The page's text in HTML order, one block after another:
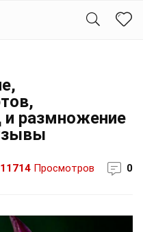
и размножение
11714 Просмотров 0